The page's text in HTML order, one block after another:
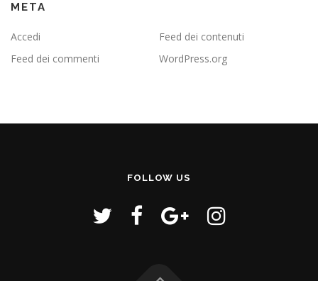
META
Accedi
Feed dei contenuti
Feed dei commenti
WordPress.org
FOLLOW US